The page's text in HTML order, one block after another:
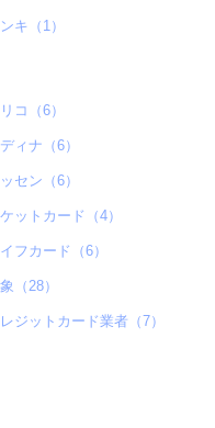
キ（1）
コ（6）
ィナ（6）
セン（6）
ットカード（4）
フカード（6）
（28）
ジットカード業者（7）